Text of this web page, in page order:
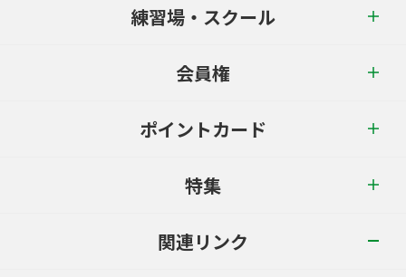
練習場・スクール
会員権
ポイントカード
特集
関連リンク